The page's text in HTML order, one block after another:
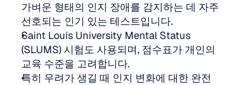
가벼운 형태의 인지 장애를 감지하는 데 자주
선호되는 인기 있는 테스트입니다.
Saint Louis University Mental Status
(SLUMS) 시험도 사용되며, 점수표가 개인의
교육 수준을 고려합니다.
특히 우려가 생길 때 인지 변화에 대한 완전